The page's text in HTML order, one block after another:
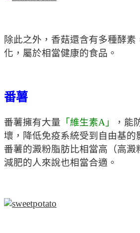
除此之外，香菇還含有多種酵素
化，屬於相當健康的食品。
番薯
番薯擁有大量 「維生素A」
，能
壞，降低免疫系統受到自由基的
番薯的澱粉脂肪比相當高（高澱
減肥的人來說也相當合適。